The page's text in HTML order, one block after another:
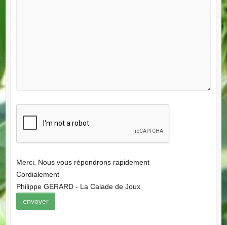
Merci. Nous vous répondrons rapidement
Cordialement
Philippe GERARD - La Calade de Joux